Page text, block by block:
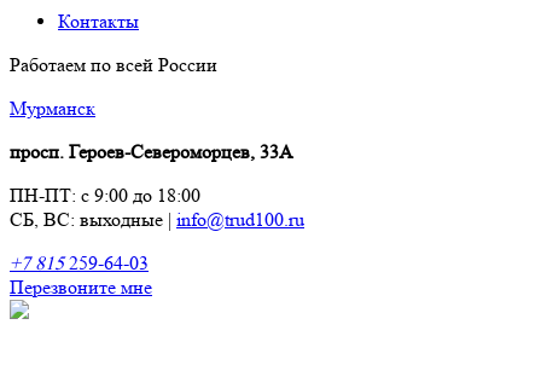
Контакты
Работаем по всей России
Мурманск
просп. Героев-Североморцев, 33А
ПН-ПТ: с 9:00 до 18:00
СБ, ВС: выходные | info@trud100.ru
+7 815259-64-03
Перезвоните мне